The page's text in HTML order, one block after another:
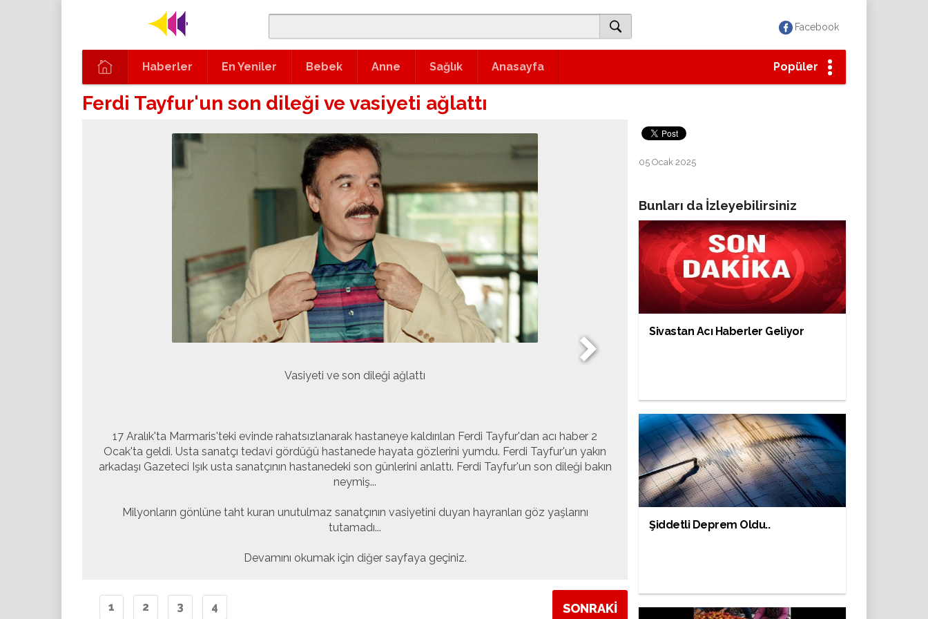
Facebook
Haberler En Yeniler Bebek Anne Sağlık Anasayfa Popüler
Ferdi Tayfur'un son dileği ve vasiyeti ağlattı
Vasiyeti ve son dileği ağlattı
17 Aralık'ta Marmaris'teki evinde rahatsızlanarak hastaneye kaldırılan Ferdi Tayfur'dan acı haber 2
Ocak'ta geldi. Usta sanatçı tedavi gördüğü hastanede hayata gözlerini yumdu. Ferdi Tayfur'un yakın
arkadaşı Gazeteci Işık usta sanatçının hastanedeki son günlerini anlattı. Ferdi Tayfur'un son dileği bakın
neymiş...
Milyonların gönlüne taht kuran unutulmaz sanatçının vasiyetini duyan hayranları göz yaşlarını
tutamadı...
Devamını okumak için diğer sayfaya geçiniz.
1 2 3 4 SONRAKİ
05 Ocak 2025
Bunları da İzleyebilirsiniz
Sivastan Acı Haberler Geliyor
Şiddetli Deprem Oldu..